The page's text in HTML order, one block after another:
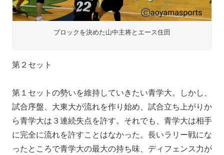
ブロックを決めた山中主将とエース住田
第２セット
第１セットの勢いを維持していきたい青学大。しかし、
試合序盤、大東大が流れを作り始め、試合立ち上がりか
ら青学大は３連続失点を許す。それでも、青学大は相手
に完全に流れを許すことはなかった。長いラリー戦にな
ったところで青学大の最大の持ち味、ディフェンス力が